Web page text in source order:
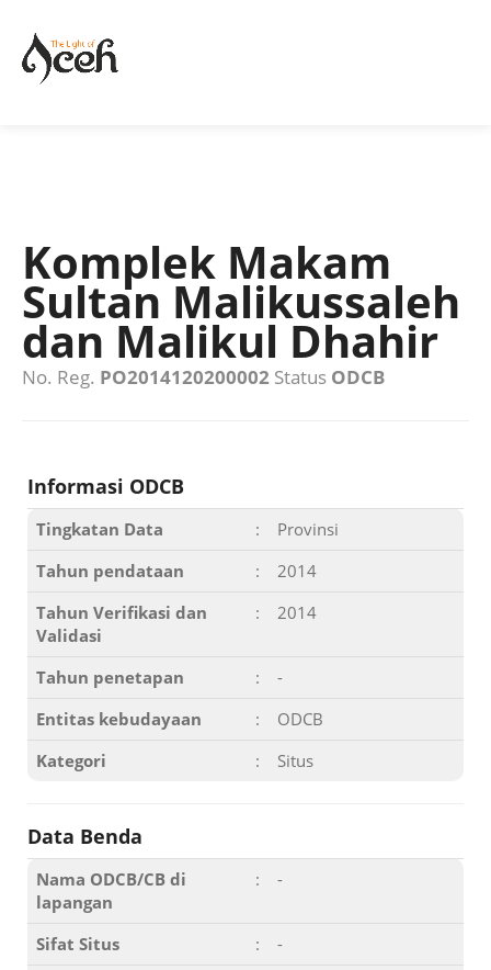
Komplek Makam
Sultan Malikussaleh
dan Malikul Dhahir
No. Reg. PO2014120200002 Status ODCB
Informasi ODCB
Tingkatan Data :
Provinsi
Tahun pendataan
:
2014
Tahun Verifikasi dan
Validasi
: 2014
Tahun penetapan :
-
Entitas kebudayaan
:
ODCB
Kategori
: Situs
Data Benda
Nama ODCB/CB di
lapangan
: -
Sifat Situs :
-